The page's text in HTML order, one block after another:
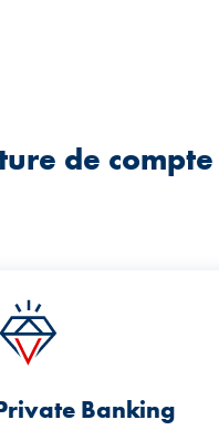
de
Banking